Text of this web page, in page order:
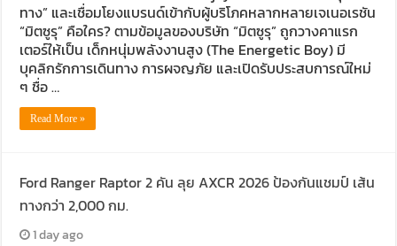
ทาง” และเชื่อมโยงแบรนด์เข้ากับผู้บริโภคหลากหลายเจเนอเรชัน
“มิตซูรุ” คือใคร? ตามข้อมูลของบริษัท “มิตซูรุ” ถูกวางคาแรก
เตอร์ให้เป็น เด็กหนุ่มพลังงานสูง (The Energetic Boy) มี
บุคลิกรักการเดินทาง การผจญภัย และเปิดรับประสบการณ์ใหม่
ๆ ชื่อ …
Read More »
Ford Ranger Raptor 2 คัน ลุย AXCR 2026 ป้องกันแชมป์ เส้น
ทางกว่า 2,000 กม.
1 day ago